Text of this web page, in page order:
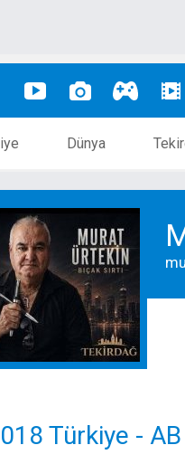
Dünya
Türkiye -